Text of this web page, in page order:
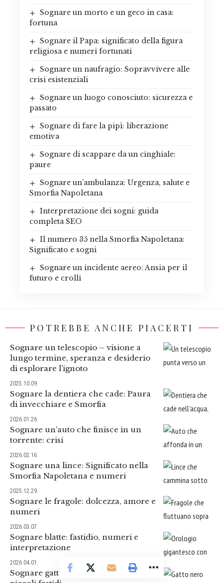
Sognare un morto e un geco in casa:
fortuna
Sognare il Papa: significato della figura
religiosa e numeri fortunati
Sognare un naufragio: Sopravvivere alle
crisi esistenziali
Sognare un luogo conosciuto: sicurezza e
passato
Sognare di fare la pipì: liberazione
emotiva
Sognare di scappare da un cinghiale:
paure
Sognare un’ambulanza: Urgenza, salute e
Smorfia Napoletana
Interpretazione dei sogni: guida
completa SEO
Il numero 35 nella Smorfia Napoletana:
Significato e sogni
Sognare un incidente aereo: Ansia per il
futuro e crolli
POTREBBE ANCHE PIACERTI
Sognare un telescopio – visione a
lungo termine, speranza e desiderio
di esplorare l’ignoto
2025.10.09.
Sognare la dentiera che cade: Paura
di invecchiare e Smorfia
2026.01.26.
Sognare un’auto che finisce in un
torrente: crisi
2026.02.16.
Sognare una lince: Significato nella
Smorfia Napoletana e numeri
2025.12.29.
Sognare le fragole: dolcezza, amore e
numeri
2026.03.07.
Sognare blatte: fastidio, numeri e
interpretazione
2026.04.01.
Sognare gatto nero e formiche: